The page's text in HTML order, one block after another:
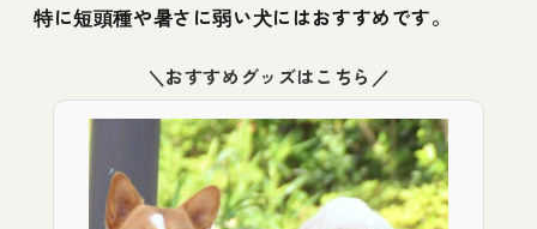
特に短頭種や暑さに弱い犬にはおすすめです。
＼おすすめグッズはこちら／